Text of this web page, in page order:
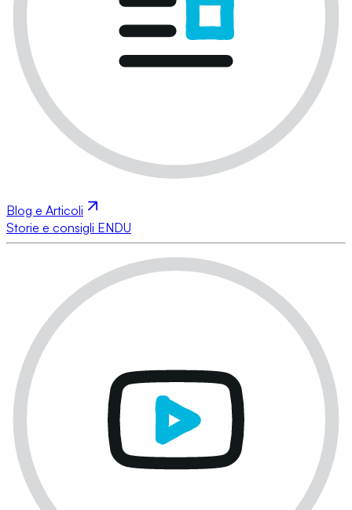
Blog e Articoli
Storie e consigli ENDU